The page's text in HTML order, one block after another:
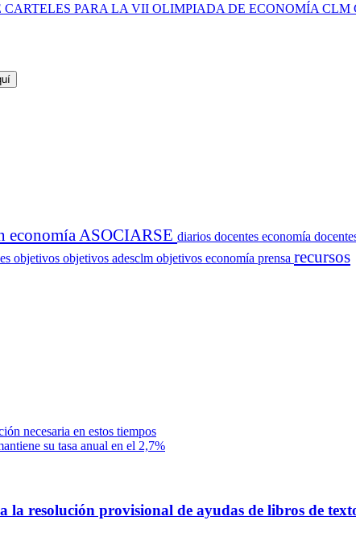
CARTELES PARA LA VII OLIMPIADA DE ECONOMÍA CLM
economíaASOCIARSE diarios docentes economía
objetivos objetivos adesclm objetivos economía prensa recursos
necesaria en estos tiempos
su tasa anual en el 2,7%
resolución provisional de ayudas de libros de